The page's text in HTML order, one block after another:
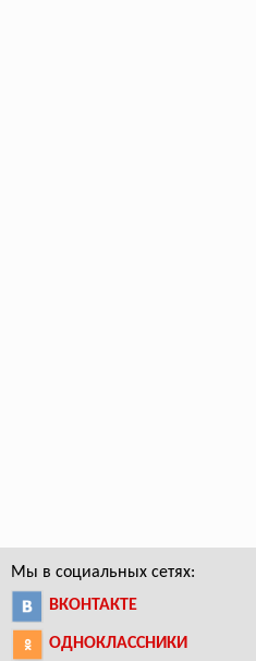
Мы в социальных сетях:
ВКОНТАКТЕ
ОДНОКЛАССНИКИ